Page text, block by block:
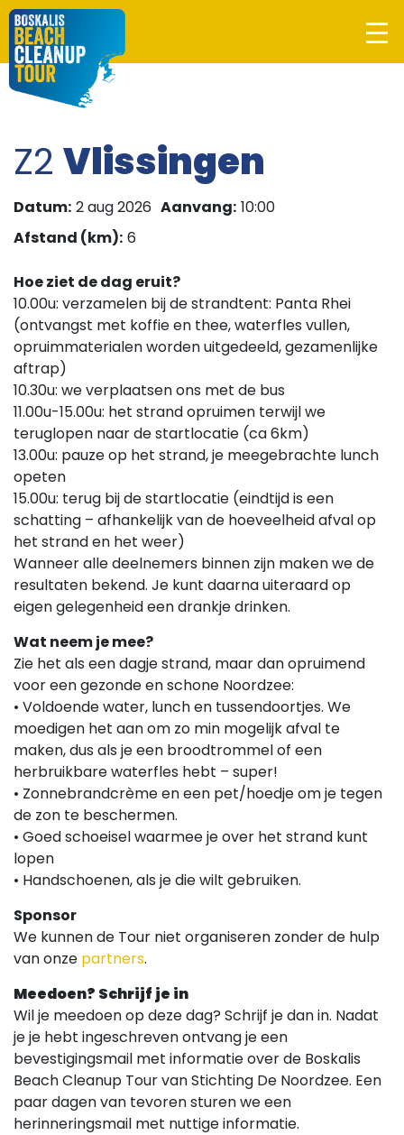
Z2 Vlissingen
Datum: 2 aug 2026 Aanvang: 10:00
Afstand (km): 6
Hoe ziet de dag eruit?
10.00u: verzamelen bij de strandtent: Panta Rhei
(ontvangst met koffie en thee, waterfles vullen,
opruimmaterialen worden uitgedeeld, gezamenlijke
aftrap)
10.30u: we verplaatsen ons met de bus
11.00u-15.00u: het strand opruimen terwijl we
teruglopen naar de startlocatie (ca 6km)
13.00u: pauze op het strand, je meegebrachte lunch
opeten
15.00u: terug bij de startlocatie (eindtijd is een
schatting – afhankelijk van de hoeveelheid afval op
het strand en het weer)
Wanneer alle deelnemers binnen zijn maken we de
resultaten bekend. Je kunt daarna uiteraard op
eigen gelegenheid een drankje drinken.
Wat neem je mee?
Zie het als een dagje strand, maar dan opruimend
voor een gezonde en schone Noordzee:
• Voldoende water, lunch en tussendoortjes. We
moedigen het aan om zo min mogelijk afval te
maken, dus als je een broodtrommel of een
herbruikbare waterfles hebt – super!
• Zonnebrandcrème en een pet/hoedje om je tegen
de zon te beschermen.
• Goed schoeisel waarmee je over het strand kunt
lopen
• Handschoenen, als je die wilt gebruiken.
Sponsor
We kunnen de Tour niet organiseren zonder de hulp
van onze partners.
Meedoen? Schrijf je in
Wil je meedoen op deze dag? Schrijf je dan in. Nadat
je je hebt ingeschreven ontvang je een
bevestigingsmail met informatie over de Boskalis
Beach Cleanup Tour van Stichting De Noordzee. Een
paar dagen van tevoren sturen we een
herinneringsmail met nuttige informatie.